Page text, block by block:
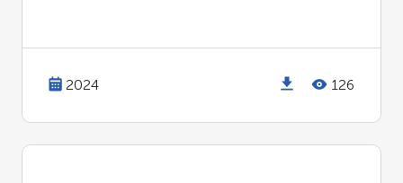
2024 126